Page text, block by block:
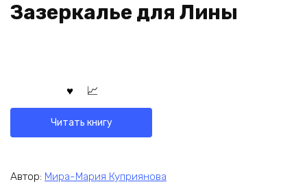
Зазеркалье для Лины
Читать книгу
Автор: Мира-Мария Куприянова